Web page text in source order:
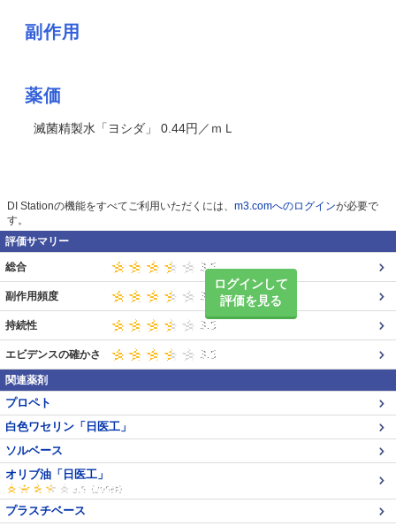
副作用
薬価
滅菌精製水「ヨシダ」 0.44円／ｍＬ
DI Stationの機能をすべてご利用いただくには、 m3.comへのログインが必要で
す。
評価サマリー
ログインして
評価を見る
総合
副作用頻度
持続性
エビデンスの確かさ
関連薬剤
プロペト
白色ワセリン「日医工」
ソルベース
オリブ油「日医工」
プラスチベース